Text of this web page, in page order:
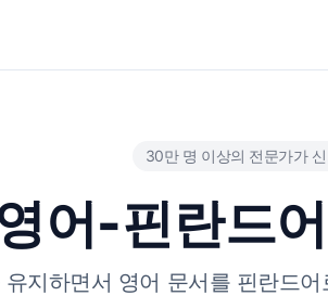
30만 명 이상의 전문가가
어-핀란드
지하면서 영어 문서를 핀란드